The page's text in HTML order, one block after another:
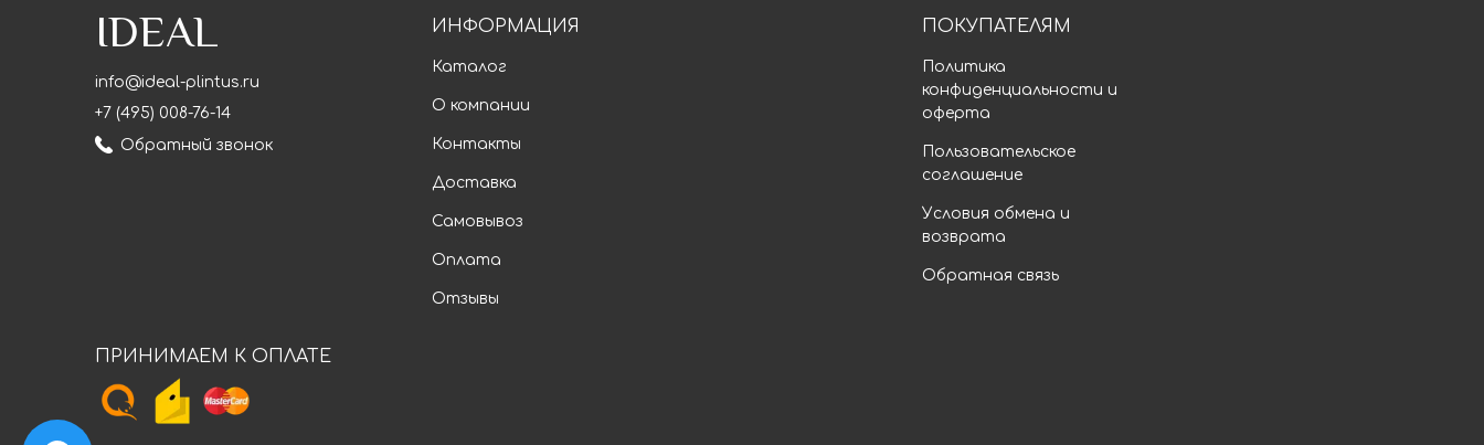
IDEAL
info@ideal-plintus.ru
+7 (495) 008-76-14
Обратный звонок
ИНФОРМАЦИЯ
Каталог
О компании
Контакты
Доставка
Самовывоз
Оплата
Отзывы
ПОКУПАТЕЛЯМ
Политика
конфиденциальности и
оферта
Пользовательское
соглашение
Условия обмена и
возврата
Обратная связь
ПРИНИМАЕМ К ОПЛАТЕ